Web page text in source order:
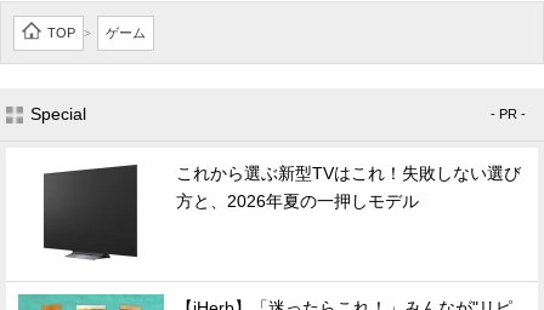
TOP > ゲーム
Special - PR -
これから選ぶ新型TVはこれ！失敗しない選び
方と、2026年夏の一押しモデル